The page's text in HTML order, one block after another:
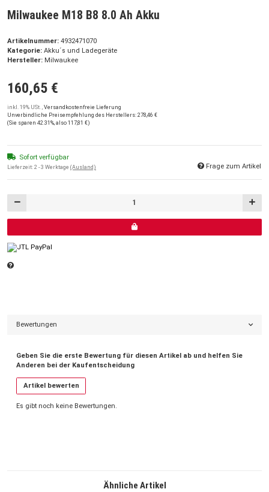
Milwaukee M18 B8 8.0 Ah Akku
Artikelnummer: 4932471070
Kategorie: Akku´s und Ladegeräte
Hersteller: Milwaukee
160,65 €
inkl. 19% USt. , Versandkostenfreie Lieferung
Unverbindliche Preisempfehlung des Herstellers: 278,46 €
(Sie sparen 42.31%, also 117,81 €)
Sofort verfügbar
Lieferzeit: 2 - 3 Werktage (Ausland) Frage zum Artikel
Bewertungen
Geben Sie die erste Bewertung für diesen Artikel ab und helfen Sie
Anderen bei der Kaufentscheidung
Artikel bewerten
Es gibt noch keine Bewertungen.
Ähnliche Artikel